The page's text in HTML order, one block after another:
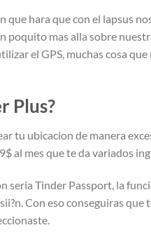
hara que con el lapsus
poquito mas alla sobre
el GPS, muchas cosa
Plus?
tu ubicacion de manera
al mes que te da variados
seri­a Tinder Passport, la
Con eso conseguiras